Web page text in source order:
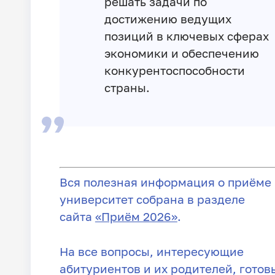
достижению ведущих
позиций в ключевых сферах
экономики и обеспечению
конкурентоспособности
страны.
Вся полезная информация о приёме
университет собрана в разделе
сайта «Приём 2026».
На все вопросы, интересующие
абитуриентов и их родителей,